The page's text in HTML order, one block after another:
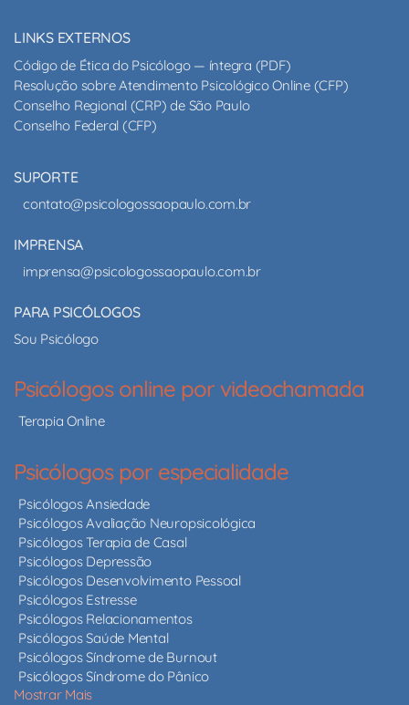
LINKS EXTERNOS
Código de Ética do Psicólogo — íntegra (PDF)
Resolução sobre Atendimento Psicológico Online (CFP)
Conselho Regional (CRP) de São Paulo
Conselho Federal (CFP)
SUPORTE
contato@psicologossaopaulo.com.br
IMPRENSA
imprensa@psicologossaopaulo.com.br
PARA PSICÓLOGOS
Sou Psicólogo
Psicólogos online por videochamada
Terapia Online
Psicólogos por especialidade
Psicólogos Ansiedade
Psicólogos Avaliação Neuropsicológica
Psicólogos Terapia de Casal
Psicólogos Depressão
Psicólogos Desenvolvimento Pessoal
Psicólogos Estresse
Psicólogos Relacionamentos
Psicólogos Saúde Mental
Psicólogos Síndrome de Burnout
Psicólogos Síndrome do Pânico
Mostrar Mais